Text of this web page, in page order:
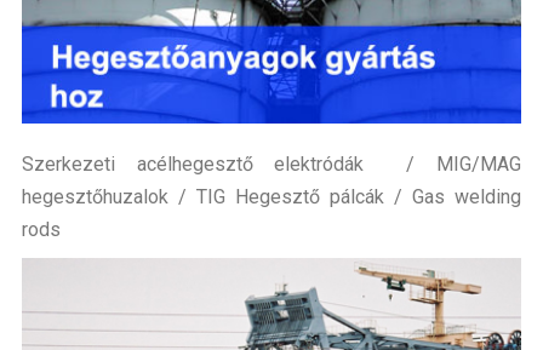
Szerkezeti acélhegesztő elektródák / MIG/MAG
hegesztőhuzalok / TIG Hegesztő pálcák / Gas welding
rods